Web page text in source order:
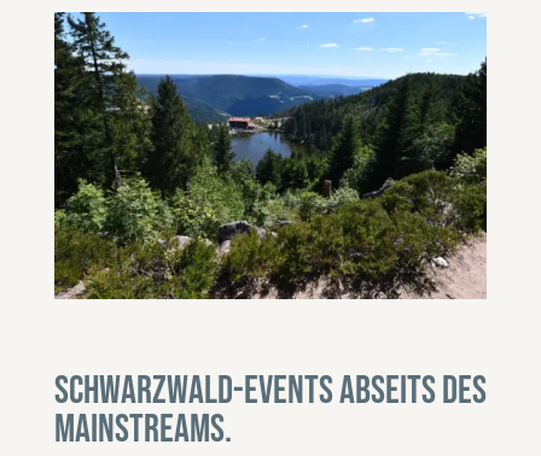
Schwarzwald-Events abseits des
Mainstreams.